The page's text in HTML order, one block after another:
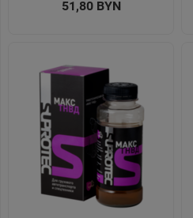
51,80 BYN